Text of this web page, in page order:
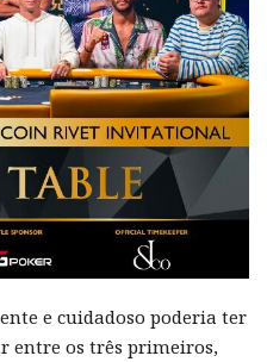
e cuidadoso poderia ter
entre os três primeiros,